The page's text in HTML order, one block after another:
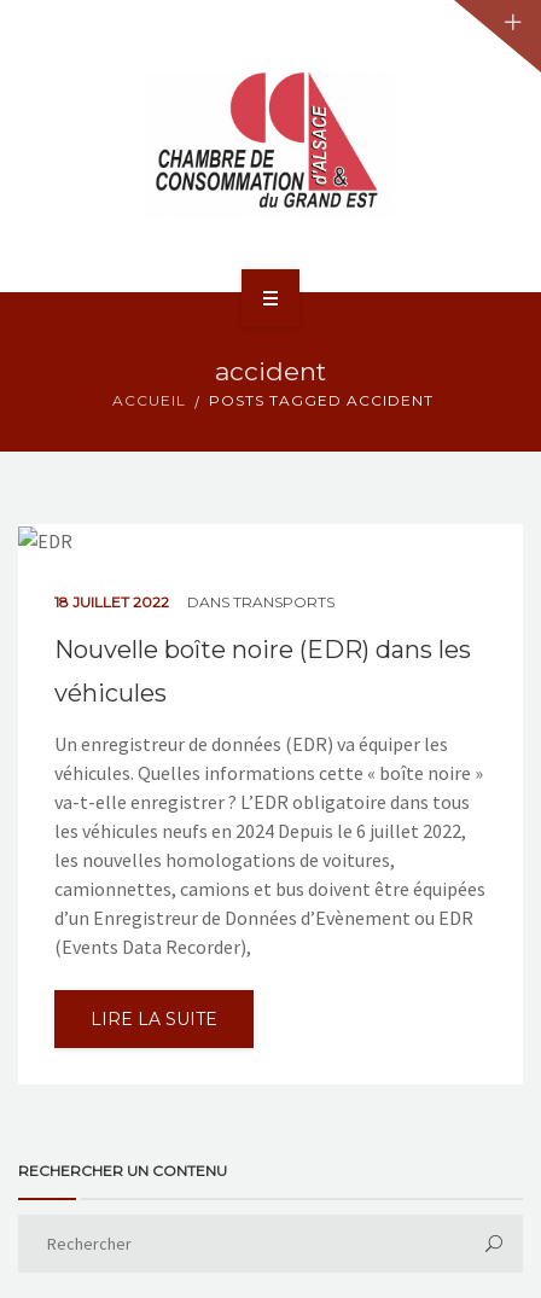
accident
ACCUEIL POSTS TAGGED ACCIDENT
18 JUILLET 2022 DANS TRANSPORTS
Nouvelle boîte noire (EDR) dans les
véhicules
Un enregistreur de données (EDR) va équiper les
véhicules. Quelles informations cette « boîte noire »
va-t-elle enregistrer ? L’EDR obligatoire dans tous
les véhicules neufs en 2024 Depuis le 6 juillet 2022,
les nouvelles homologations de voitures,
camionnettes, camions et bus doivent être équipées
d’un Enregistreur de Données d’Evènement ou EDR
(Events Data Recorder),
LIRE LA SUITE
RECHERCHER UN CONTENU